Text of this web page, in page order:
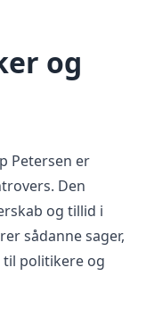
og
Petersen er
Den
og tillid i
sådanne sager,
til politikere og